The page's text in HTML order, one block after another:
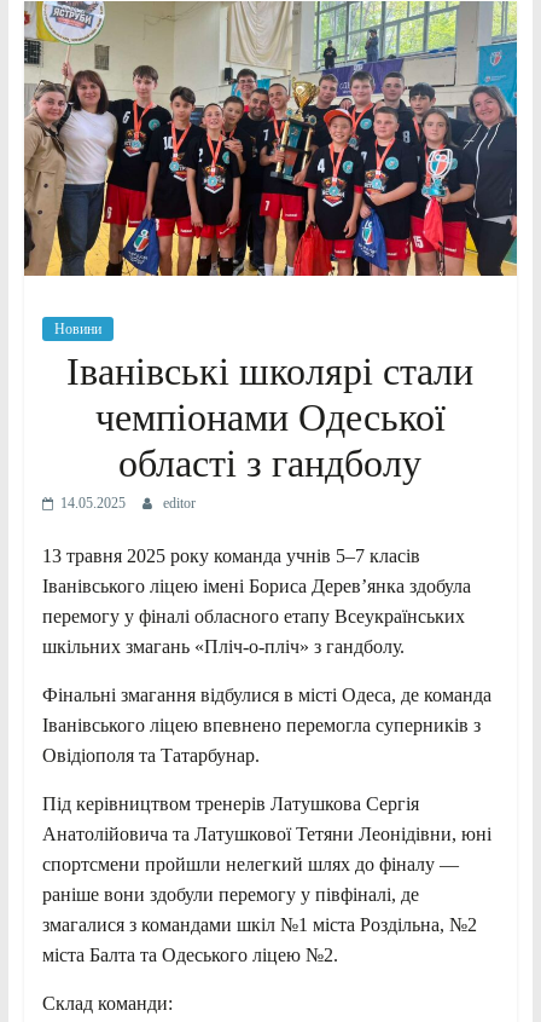
Новини
Іванівські школярі стали
чемпіонами Одеської
області з гандболу
14.05.2025 editor
13 травня 2025 року команда учнів 5–7 класів
Іванівського ліцею імені Бориса Дерев’янка здобула
перемогу у фіналі обласного етапу Всеукраїнських
шкільних змагань «Пліч-о-пліч» з гандболу.
Фінальні змагання відбулися в місті Одеса, де команда
Іванівського ліцею впевнено перемогла суперників з
Овідіополя та Татарбунар.
Під керівництвом тренерів Латушкова Сергія
Анатолійовича та Латушкової Тетяни Леонідівни, юні
спортсмени пройшли нелегкий шлях до фіналу —
раніше вони здобули перемогу у півфіналі, де
змагалися з командами шкіл №1 міста Роздільна, №2
міста Балта та Одеського ліцею №2.
Склад команди: